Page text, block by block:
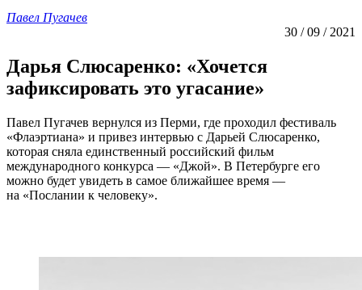
Павел Пугачев
30 / 09 / 2021
Дарья Слюсаренко: «Хочется
зафиксировать это угасание»
Павел Пугачев вернулся из Перми, где проходил фестиваль
«Флаэртиана» и привез интервью с Дарьей Слюсаренко,
которая сняла единственный российский фильм
международного конкурса — «Джой». В Петербурге его
можно будет увидеть в самое ближайшее время —
на «Послании к человеку».